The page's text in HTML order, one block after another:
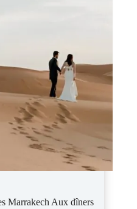
Marrakech Aux dîners